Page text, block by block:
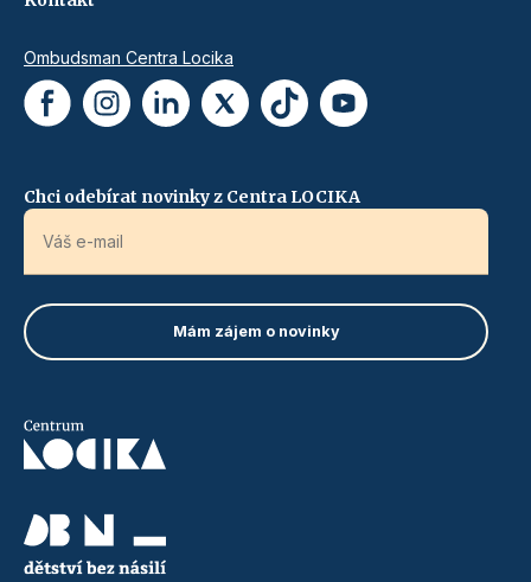
Ombudsman Centra Locika
Chci odebírat novinky z Centra LOCIKA